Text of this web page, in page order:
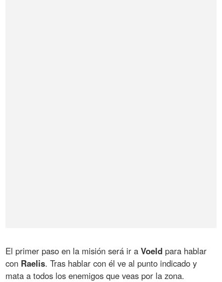
El primer paso en la misión será ir aVoeld para hablar
con Raelis. Tras hablar con él ve al punto indicado y
mata a todos los enemigos que veas por la zona.